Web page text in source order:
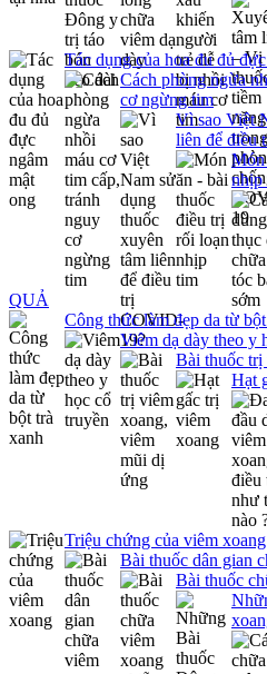
Tác dụng của hoa đu đủ
Cách phòng ngừa
cơ ngừng tim
Vì sao Việt
liên để điều
Món
nhịp
QUẢ
Công thức làm đẹp da từ
Viêm dạ dày theo y
Bài thuốc trị
Hạt
Triệu chứng của viêm xoang
Bài thuốc dân gian
Bài thuốc